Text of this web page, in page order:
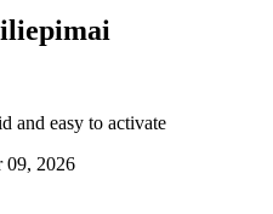
and easy to activate
09, 2026